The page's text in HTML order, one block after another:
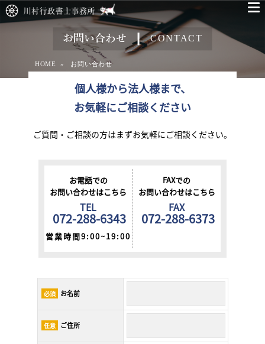
お問い合わせ CONTACT
HOME お問い合わせ
個人様から法人様まで、
お気軽にご相談ください
ご質問・ご相談の方はまずお気軽にご相談ください。
お電話での
お問い合わせはこちら
TEL
072-288-6343
営業時間9:00~19:00
FAXでの
お問い合わせはこちら
FAX
072-288-6373
必須 お名前
任意 ご住所